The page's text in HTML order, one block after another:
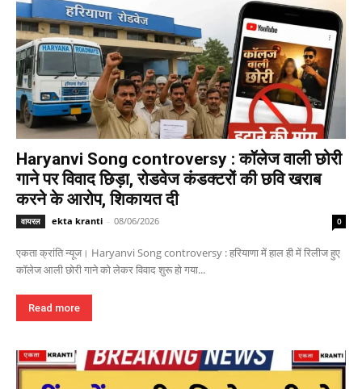
Haryanvi Song controversy : कॉलेज वाली छोरी
गाने पर विवाद छिड़ा, रोडवेज कंडक्टरों की छवि खराब
करने के आरोप, शिकायत दी
वायरल ekta kranti - 08/06/2026 0
एकता क्रांति न्यूज। Haryanvi Song controversy : हरियाणा में हाल ही में रिलीज हुए
कॉलेज आली छोरी गाने को लेकर विवाद शुरू हो गया...
Read more